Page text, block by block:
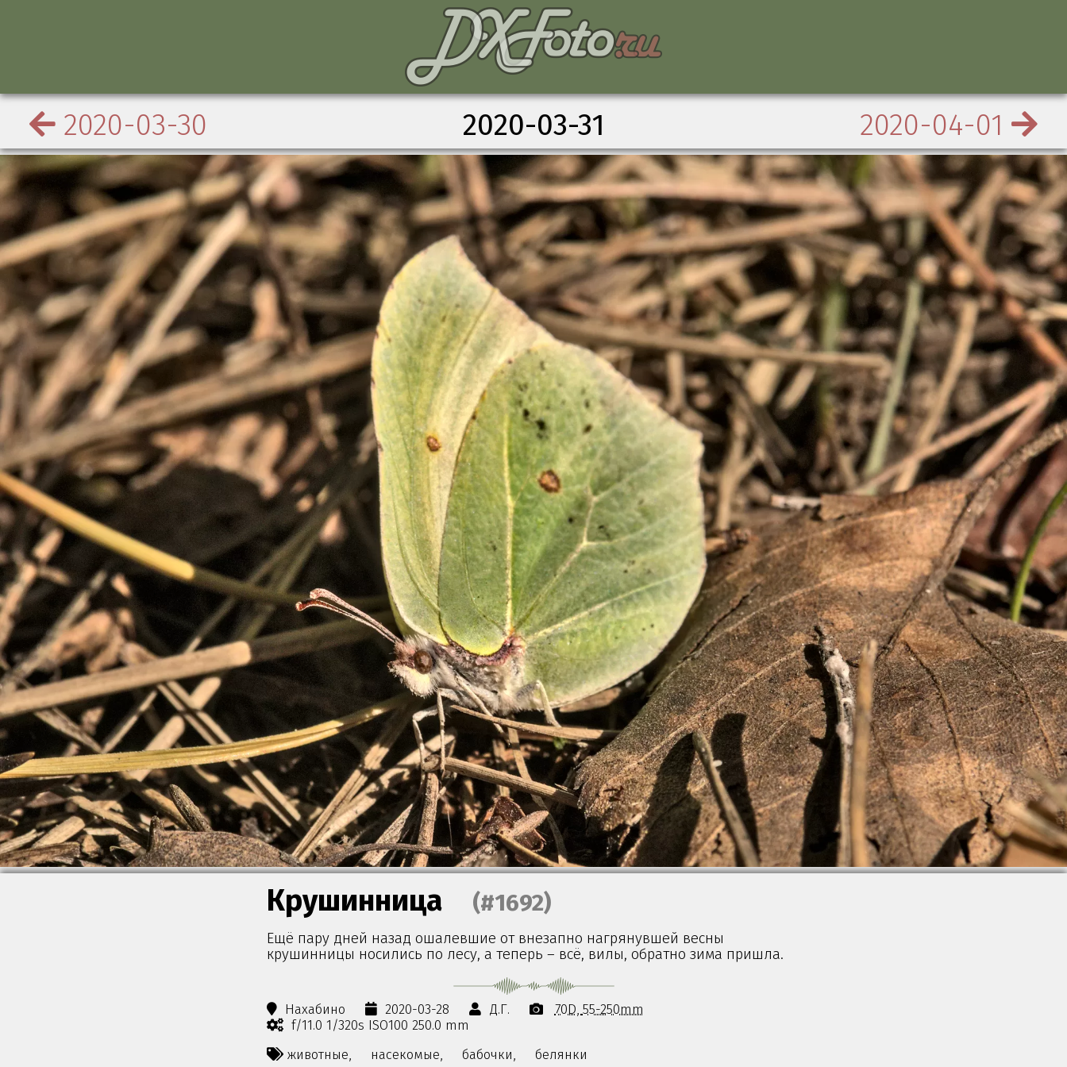
2020-03-30 2020-03-31 2020-04-01
Крушинница (#1692)
Ещё пару дней назад ошалевшие от внезапно нагрянувшей весны
крушинницы носились по лесу, а теперь – всё, вилы, обратно зима пришла.
Нахабино 2020-03-28 Д.Г. 70D 55-250mm
f/11.0 1/320s ISO100 250.0 mm
животные,
насекомые, бабочки, белянки